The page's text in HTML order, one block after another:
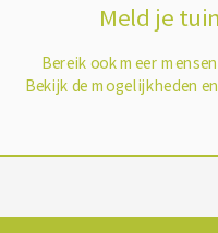
Meld je
Bereik ook meer
Bekijk de mogelijkheden